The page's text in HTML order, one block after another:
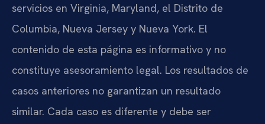
servicios en Virginia, Maryland, el Distrito de
Columbia, Nueva Jersey y Nueva York. El
contenido de esta página es informativo y no
constituye asesoramiento legal. Los resultados de
casos anteriores no garantizan un resultado
similar. Cada caso es diferente y debe ser